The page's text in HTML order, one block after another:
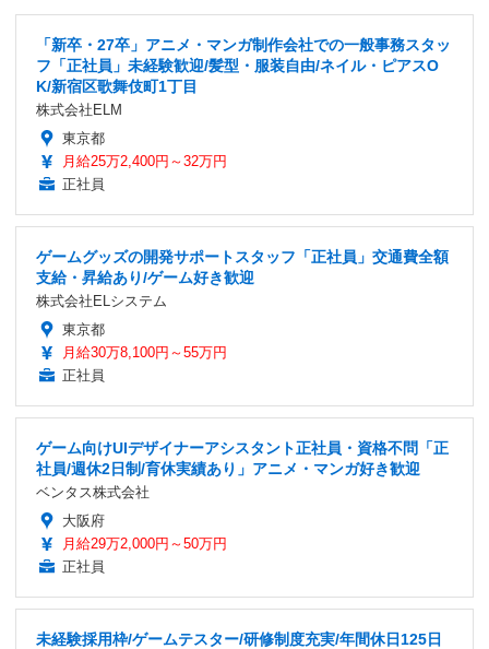
「新卒・27卒」アニメ・マンガ制作会社での一般事務スタッ
フ「正社員」未経験歓迎/髪型・服装自由/ネイル・ピアスO
K/新宿区歌舞伎町1丁目
株式会社ELM
東京都
月給25万2,400円～32万円
正社員
ゲームグッズの開発サポートスタッフ「正社員」交通費全額
支給・昇給あり/ゲーム好き歓迎
株式会社ELシステム
東京都
月給30万8,100円～55万円
正社員
ゲーム向けUIデザイナーアシスタント正社員・資格不問「正
社員/週休2日制/育休実績あり」アニメ・マンガ好き歓迎
ベンタス株式会社
大阪府
月給29万2,000円～50万円
正社員
未経験採用枠/ゲームテスター/研修制度充実/年間休日125日